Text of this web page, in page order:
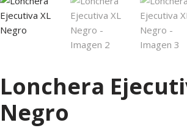
Lonchera
Negro